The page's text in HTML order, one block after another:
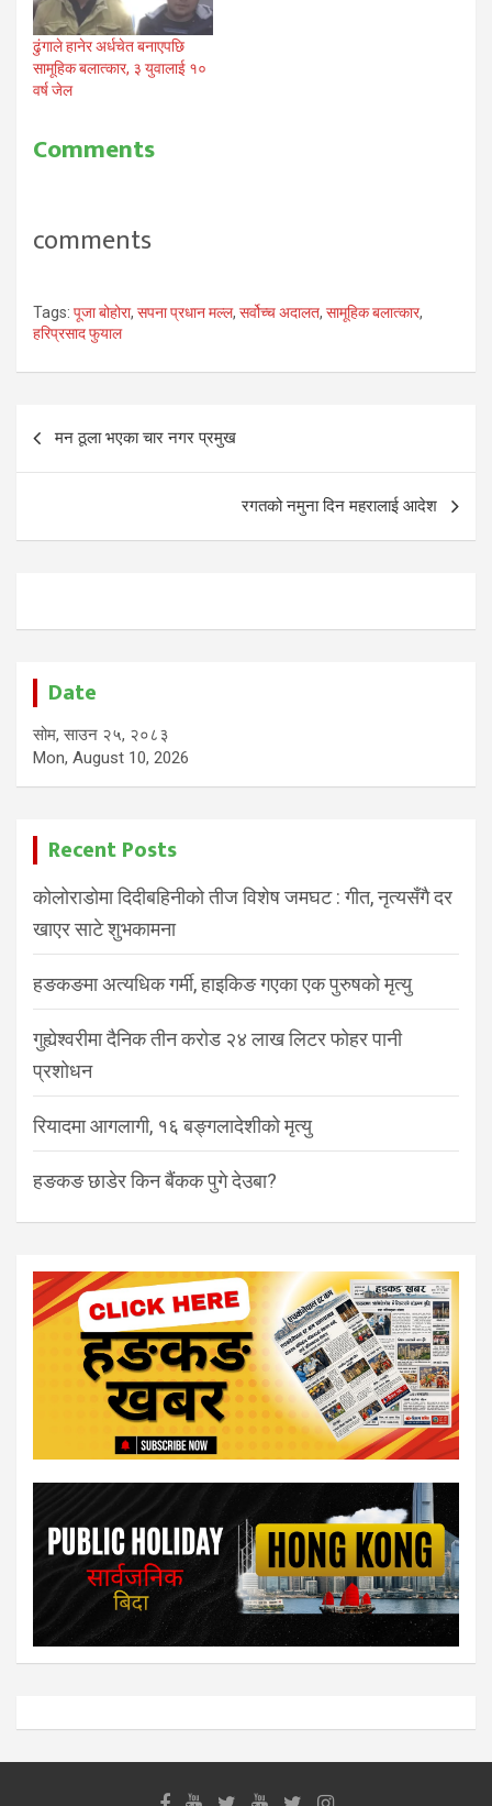
ढुंगाले हानेर अर्धचेत बनाएपछि
सामूहिक बलात्कार, ३ युवालाई १०
वर्ष जेल
Comments
comments
Tags: पूजा बोहोरा, सपना प्रधान मल्ल, सर्वोच्च अदालत, सामूहिक बलात्कार,
हरिप्रसाद फुयाल
Post
navigation
मन ठूला भएका चार नगर प्रमुख
रगतको नमुना दिन महरालाई आदेश
Date
सोम, साउन २५, २०८३
Mon, August 10, 2026
Recent Posts
कोलोराडोमा दिदीबहिनीको तीज विशेष जमघट : गीत, नृत्यसँगै दर
खाएर साटे शुभकामना
हङकङमा अत्यधिक गर्मी, हाइकिङ गएका एक पुरुषको मृत्यु
गुह्येश्वरीमा दैनिक तीन करोड २४ लाख लिटर फोहर पानी
प्रशोधन
रियादमा आगलागी, १६ बङ्गलादेशीको मृत्यु
हङकङ छाडेर किन बैंकक पुगे देउबा?